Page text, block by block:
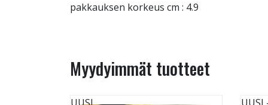
pakkauksen korkeus cm : 4.9
Myydyimmät tuotteet